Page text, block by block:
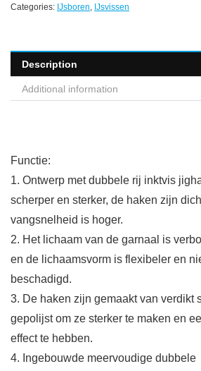
Categories: IJsboren, IJsvissen
Description
Additional information
Functie:
1. Ontwerp met dubbele rij inktvis
scherper en sterker, de haken zijn
vangsnelheid is hoger.
2. Het lichaam van de garnaal is
en de lichaamsvorm is flexibeler en
beschadigd.
3. De haken zijn gemaakt van verdikt
gepolijst om ze sterker te maken en
effect te hebben.
4. Ingebouwde meervoudige dubbele